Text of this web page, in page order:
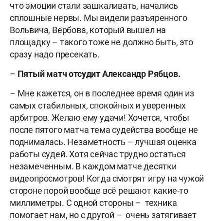
что эмоции стали зашкаливать, начались
сплошные нервы. Мы видели разъяренного
Вольвича, Вербова, который вышел на
площадку – такого тоже не должно быть, это
сразу надо пресекать.
– Пятый матч отсудит Александр Рябцов.
– Мне кажется, он в последнее время один из
самых стабильных, спокойных и уверенных
арбитров. Желаю ему удачи! Хочется, чтобы
после пятого матча тема судейства вообще не
поднималась. Незаметность – лучшая оценка
работы судей. Хотя сейчас трудно остаться
незамеченным. В каждом матче десятки
видеопросмотров! Когда смотрят игру на чужой
стороне порой вообще всё решают какие-то
миллиметры. С одной стороны – техника
помогает нам, но с другой – очень затягивает